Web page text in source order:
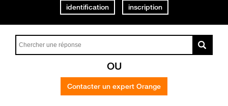
identification inscription
OU
Contacter un expert Orange